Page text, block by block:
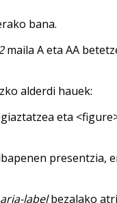
bana.
maila A eta AA
alderdi hauek:
eta
presentzia,
aria-labelbezalako